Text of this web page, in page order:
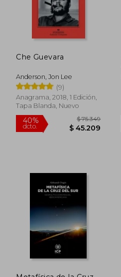
Che Guevara
Anderson, Jon Lee
(9)
Anagrama, 2018, 1 Edición,
Tapa Blanda, Nuevo
40%
dcto.
$ 75.349
$ 45.209